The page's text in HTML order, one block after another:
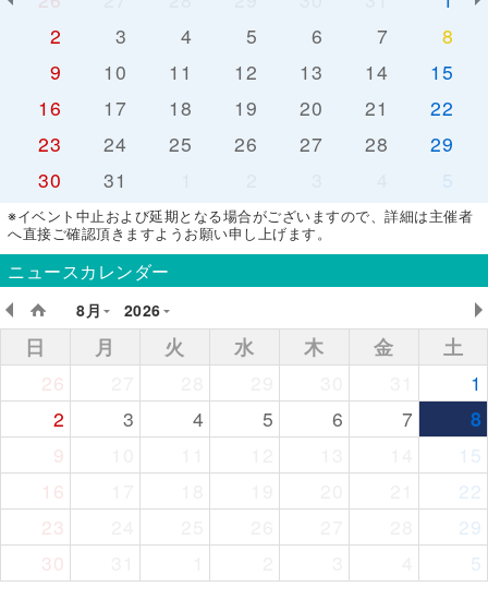
2
3 4 5 6 7
8
9
10 11 12 13 14
15
16
17 18 19 20 21
22
23
24 25 26 27 28
29
30
31 5
※イベント中止および延期となる場合がございますので、詳細は主催者
へ直接ご確認頂きますようお願い申し上げます。
ニュースカレンダー
8月
2026
日 月 火 水 木 金
土
26
1
2
3 4 5 6 7
8
9
15
16
22
23
29
30
5